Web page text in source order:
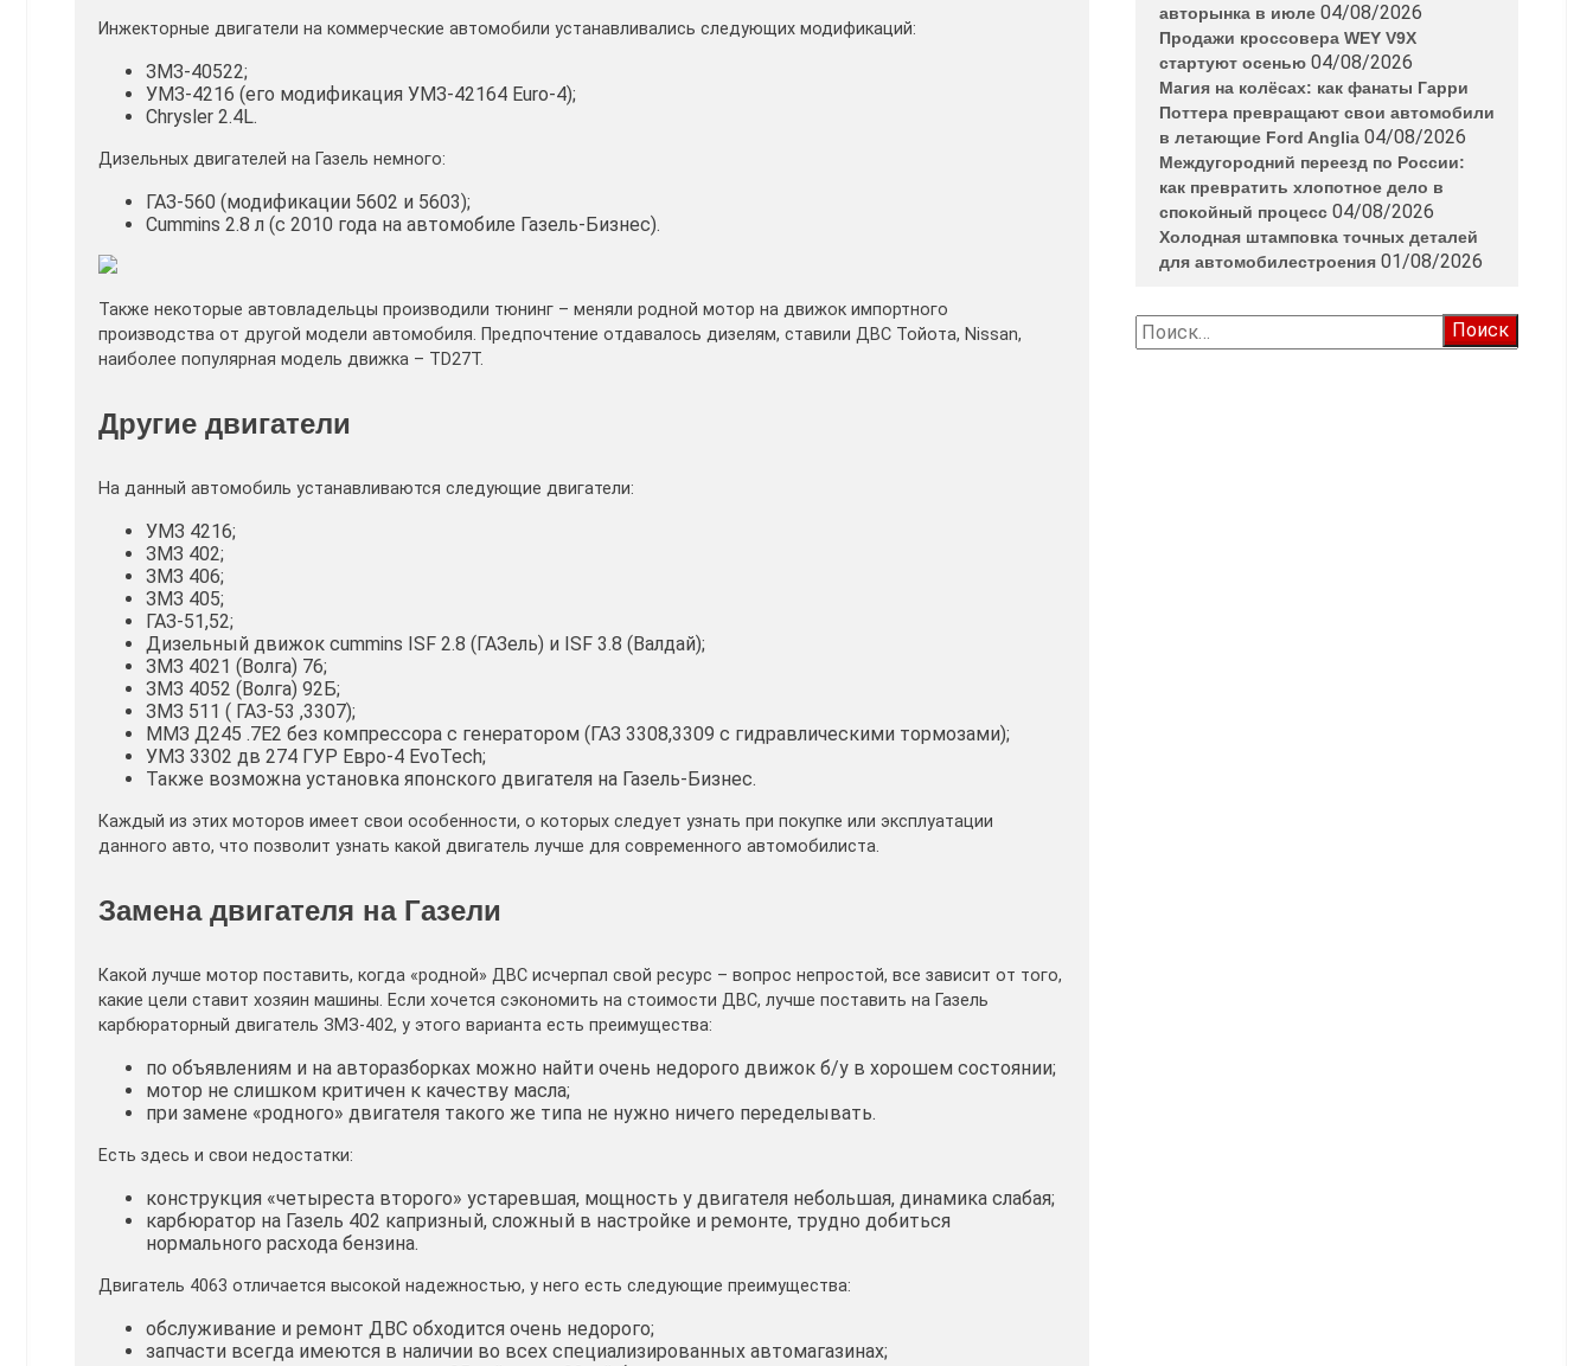
Инжекторные двигатели на коммерческие автомобили устанавливались следующих модификаций:
ЗМЗ-40522;
УМЗ-4216 (его модификация УМЗ-42164 Euro-4);
Chrysler 2.4L.
Дизельных двигателей на Газель немного:
ГАЗ-560 (модификации 5602 и 5603);
Cummins 2.8 л (с 2010 года на автомобиле Газель-Бизнес).
Также некоторые автовладельцы производили тюнинг – меняли родной мотор на движок импортного
производства от другой модели автомобиля. Предпочтение отдавалось дизелям, ставили ДВС Тойота, Nissan,
наиболее популярная модель движка – TD27T.
Другие двигатели
На данный автомобиль устанавливаются следующие двигатели:
УМЗ 4216;
ЗМЗ 402;
ЗМЗ 406;
ЗМЗ 405;
ГАЗ-51,52;
Дизельный движок cummins ISF 2.8 (ГАЗель) и ISF 3.8 (Валдай);
ЗМЗ 4021 (Волга) 76;
ЗМЗ 4052 (Волга) 92Б;
ЗМЗ 511 ( ГАЗ-53 ,3307);
ММЗ Д245 .7Е2 без компрессора с генератором (ГАЗ 3308,3309 с гидравлическими тормозами);
УМЗ 3302 дв 274 ГУР Евро-4 EvoTech;
Также возможна установка японского двигателя на Газель-Бизнес.
Каждый из этих моторов имеет свои особенности, о которых следует узнать при покупке или эксплуатации
данного авто, что позволит узнать какой двигатель лучше для современного автомобилиста.
Замена двигателя на Газели
Какой лучше мотор поставить, когда «родной» ДВС исчерпал свой ресурс – вопрос непростой, все зависит от того,
какие цели ставит хозяин машины. Если хочется сэкономить на стоимости ДВС, лучше поставить на Газель
карбюраторный двигатель ЗМЗ-402, у этого варианта есть преимущества:
по объявлениям и на авторазборках можно найти очень недорого движок б/у в хорошем состоянии;
мотор не слишком критичен к качеству масла;
при замене «родного» двигателя такого же типа не нужно ничего переделывать.
Есть здесь и свои недостатки:
конструкция «четыреста второго» устаревшая, мощность у двигателя небольшая, динамика слабая;
карбюратор на Газель 402 капризный, сложный в настройке и ремонте, трудно добиться
нормального расхода бензина.
Двигатель 4063 отличается высокой надежностью, у него есть следующие преимущества:
обслуживание и ремонт ДВС обходится очень недорого;
запчасти всегда имеются в наличии во всех специализированных автомагазинах;
авторынка в июле 04/08/2026
Продажи кроссовера WEY V9X
стартуют осенью 04/08/2026
Магия на колёсах: как фанаты Гарри
Поттера превращают свои автомобили
в летающие Ford Anglia 04/08/2026
Междугородний переезд по России:
как превратить хлопотное дело в
спокойный процесс 04/08/2026
Холодная штамповка точных деталей
для автомобилестроения 01/08/2026
Найти: